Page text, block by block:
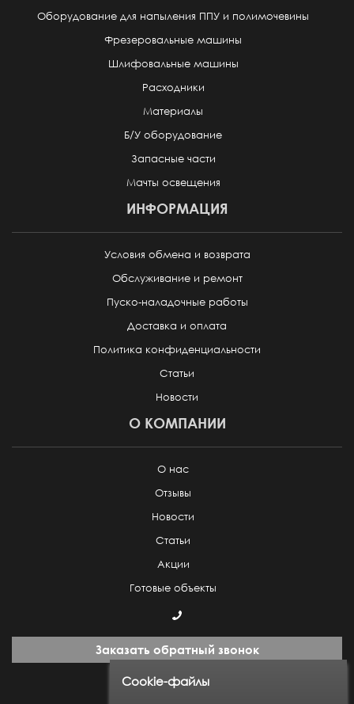
Оборудование для напыления ППУ и полимочевины
Фрезеровальные машины
Шлифовальные машины
Расходники
Материалы
Б/У оборудование
Запасные части
Мачты освещения
ИНФОРМАЦИЯ
Условия обмена и возврата
Обслуживание и ремонт
Пуско-наладочные работы
Доставка и оплата
Политика конфиденциальности
Статьи
Новости
О КОМПАНИИ
О нас
Отзывы
Новости
Статьи
Акции
Готовые объекты
Заказать обратный звонок
Пн-Пт: с 9:00 до 18:00
Cookie-файлы